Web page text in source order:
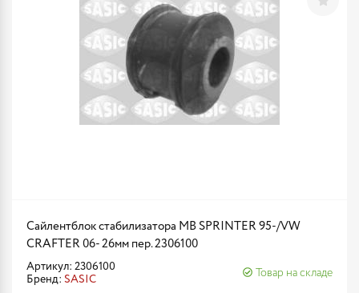
Сайлентблок стабилизатора MB SPRINTER 95-/VW
CRAFTER 06- 26мм пер. 2306100
Артикул: 2306100
Бренд: SASIC
Товар на складе